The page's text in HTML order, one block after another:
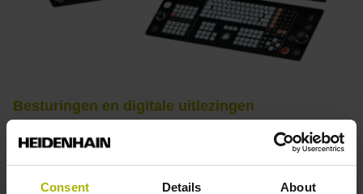
Consent Details About
Besturingen en digitale uitlezingen
Praktijkgericht, veelzijdig, krachtig –